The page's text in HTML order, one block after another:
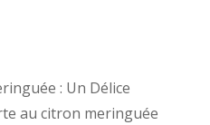
: Un Délice
au citron meringuée